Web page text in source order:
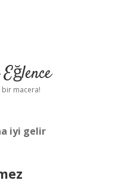
macera!
iyi gelir